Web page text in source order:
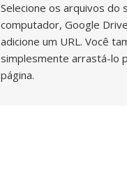
Selecione os arquivos do
computador, Google
adicione um URL. Você
simplesmente arrastá-lo
página.